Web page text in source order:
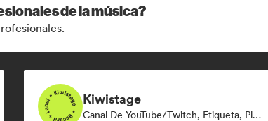
de la música?
Kiwistage
Canal De YouTube/Twitch, Etiqueta, Playlist Curator, Emisoras De Radio